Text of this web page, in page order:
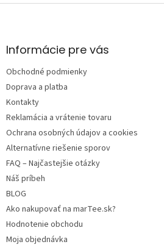
Z
ä
e
Informácie pre vás
Obchodné podmienky
Doprava a platba
Kontakty
Reklamácia a vrátenie tovaru
Ochrana osobných údajov a cookies
Alternatívne riešenie sporov
FAQ – Najčastejšie otázky
Náš príbeh
BLOG
Ako nakupovať na marTee.sk?
Hodnotenie obchodu
Moja objednávka